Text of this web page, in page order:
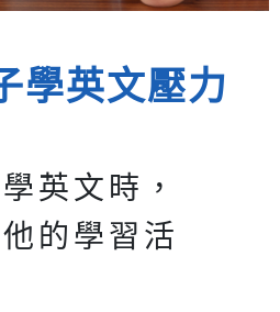
學英文壓力
英文時，
的學習活